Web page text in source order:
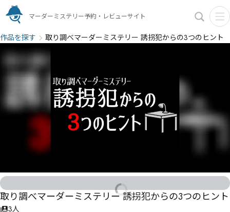
マーダーミステリー予約・レビューサイト
作品を探す 取り調べマーダーミステリー 誘拐犯からの3つのヒント
取り調べマーダーミステリー 誘拐犯からの3つのヒント
3人